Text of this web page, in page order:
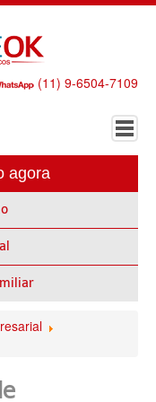
(11) 9-6504-7109
agora